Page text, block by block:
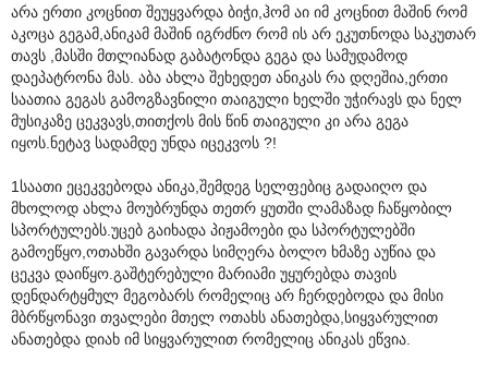
არა ერთი კოცნით შეუყვარდა ბიჭი,ჰომ აი იმ კოცნით მაშინ რომ
აკოცა გეგამ,ანიკამ მაშინ იგრძნო რომ ის არ ეკუთნოდა საკუთარ
თავს ,მასში მთლიანად გაბატონდა გეგა და სამუდამოდ
დაეპატრონა მას. აბა ახლა შეხედეთ ანიკას რა დღეშია,ერთი
საათია გეგას გამოგზავნილი თაიგული ხელში უჭირავს და ნელ
მუსიკაზე ცეკვავს,თითქოს მის წინ თაიგული კი არა გეგა
იყოს.ნეტავ სადამდე უნდა იცეკვოს ?!
1საათი ეცეკვებოდა ანიკა,შემდეგ სელფებიც გადაიღო და
მხოლოდ ახლა მოუბრუნდა თეთრ ყუთში ლამაზად ჩაწყობილ
სპორტულებს.უცებ გაიხადა პიჟამოები და სპორტულებში
გამოეწყო,ოთახში გავარდა სიმღერა ბოლო ხმაზე აუწია და
ცეკვა დაიწყო.გაშტერებული მარიამი უყურებდა თავის
დენდარტყმულ მეგობარს რომელიც არ ჩერდებოდა და მისი
მბრწყონავი თვალები მთელ ოთახს ანათებდა,სიყვარულით
ანათებდა დიახ იმ სიყვარულით რომელიც ანიკას ეწვია.